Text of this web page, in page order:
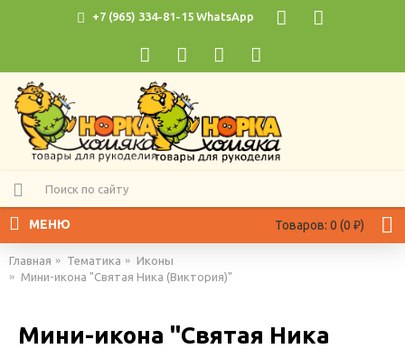
+7 (965) 334-81-15 WhatsApp
Товаров: 0 (0 ₽)
МЕНЮ
Главная Тематика
Иконы
Мини-икона "Святая Ника (Виктория)"
Мини-икона "Святая Ника